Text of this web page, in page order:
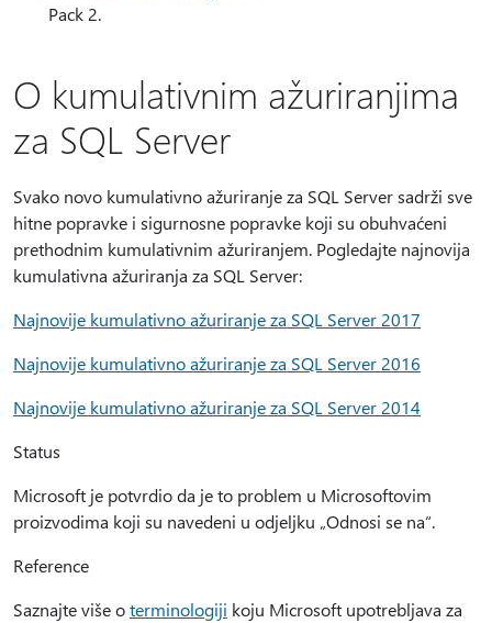
Pack 2.
O kumulativnim ažuriranjima
za SQL Server
Svako novo kumulativno ažuriranje za SQL Server sadrži sve
hitne popravke i sigurnosne popravke koji su obuhvaćeni
prethodnim kumulativnim ažuriranjem. Pogledajte najnovija
kumulativna ažuriranja za SQL Server:
Najnovije kumulativno ažuriranje za SQL Server 2017
Najnovije kumulativno ažuriranje za SQL Server 2016
Najnovije kumulativno ažuriranje za SQL Server 2014
Status
Microsoft je potvrdio da je to problem u Microsoftovim
proizvodima koji su navedeni u odjeljku „Odnosi se na“.
Reference
Saznajte više oterminologiji koju Microsoft upotrebljava za